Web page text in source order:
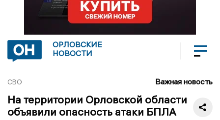
ОРЛОВСКИЕ
НОВОСТИ
СВО Важная новость
На территории Орловской области
объявили опасность атаки БПЛА